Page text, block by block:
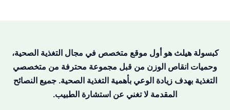
كبسولة هيلث هو أول موقع متخصص في مجال التغذية الصحية،
وحميات انقاص الوزن من قبل مجموعة محترفة من متخصصي
التغذية بهدف زيادة الوعي بأهمية التغذية الصحية. جميع النصائح
المقدمة لا تغني عن استشارة الطبيب.